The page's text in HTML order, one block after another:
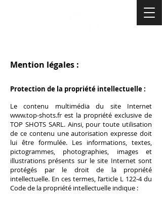
Mention légales :
Protection de la propriété intellectuelle :
Le contenu multimédia du site Internet
www.top-shots.fr est la propriété exclusive de
TOP SHOTS SARL. Ainsi, pour toute utilisation
de ce contenu une autorisation expresse doit
lui être formulée. Les informations, textes,
pictogrammes, photographies, images et
illustrations présents sur le site Internet sont
protégés par le droit de la propriété
intellectuelle. En ces termes, l’article L 122-4 du
Code de la propriété intellectuelle indique :